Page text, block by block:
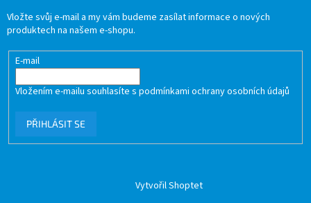
Vložte svůj e-mail a my vám budeme zasílat informace o nových
produktech na našem e-shopu.
E-mail
Vložením e-mailu souhlasíte s podmínkami ochrany osobních údajů
PŘIHLÁSIT SE
Vytvořil Shoptet